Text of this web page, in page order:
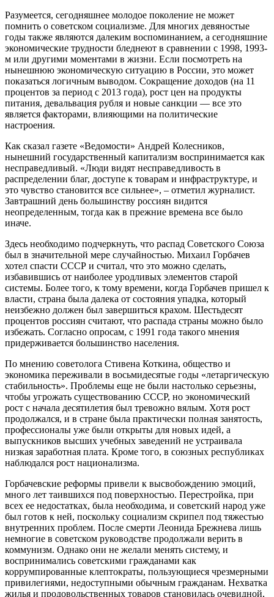
Разумеется, сегодняшнее молодое поколение не может
помнить о советском социализме. Для многих девяностые
годы также являются далеким воспоминанием, а сегодняшние
экономические трудности бледнеют в сравнении с 1998, 1993-
м или другими моментами в жизни. Если посмотреть на
нынешнюю экономическую ситуацию в России, это может
показаться логичным выводом. Сокращение доходов (на 11
процентов за период с 2013 года), рост цен на продукты
питания, девальвация рубля и новые санкции — все это
является факторами, влияющими на политические
настроения.
Как сказал газете «Ведомости» Андрей Колесников,
нынешний государственный капитализм воспринимается как
несправедливый. «Люди видят несправедливость в
распределении благ, доступе к товарам и инфраструктуре, и
это чувство становится все сильнее», – отметил журналист.
Завтрашний день большинству россиян видится
неопределенным, тогда как в прежние времена все было
иначе.
Здесь необходимо подчеркнуть, что распад Советского Союза
был в значительной мере случайностью. Михаил Горбачев
хотел спасти СССР и считал, что это можно сделать,
избавившись от наиболее уродливых элементов старой
системы. Более того, к тому времени, когда Горбачев пришел к
власти, страна была далека от состояния упадка, который
неизбежно должен был завершиться крахом. Шестьдесят
процентов россиян считают, что распада страны можно было
избежать. Согласно опросам, с 1991 года такого мнения
придерживается большинство населения.
По мнению советолога Стивена Коткина, общество и
экономика переживали в восьмидесятые годы «летаргическую
стабильность». Проблемы еще не были настолько серьезны,
чтобы угрожать существованию СССР, но экономический
рост с начала десятилетия был тревожно вялым. Хотя рост
продолжался, и в стране была практически полная занятость,
профессионалы уже были открыты для новых идей, а
выпускников высших учебных заведений не устраивала
низкая заработная плата. Кроме того, в союзных республиках
наблюдался рост национализма.
Горбачевские реформы привели к высвобождению эмоций,
много лет таившихся под поверхностью. Перестройка, при
всех ее недостатках, была необходима, и советский народ уже
был готов к ней, поскольку социализм скрипел под тяжестью
внутренних проблем. После смерти Леонида Брежнева лишь
немногие в советском руководстве продолжали верить в
коммунизм. Однако они не желали менять систему, и
воспринимались советскими гражданами как
коррумпированные клептократы, пользующиеся чрезмерными
привилегиями, недоступными обычным гражданам. Нехватка
жилья и продовольственных товаров становилась очевидной,